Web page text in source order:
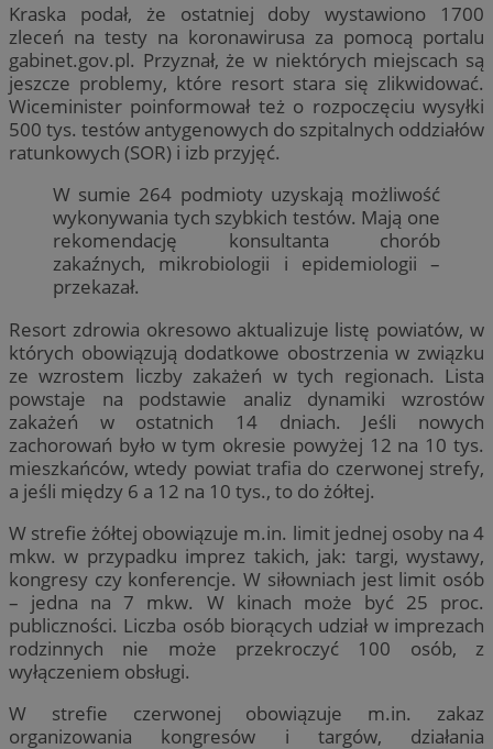
Kraska podał, że ostatniej doby wystawiono 1700
zleceń na testy na koronawirusa za pomocą portalu
gabinet.gov.pl. Przyznał, że w niektórych miejscach są
jeszcze problemy, które resort stara się zlikwidować.
Wiceminister poinformował też o rozpoczęciu wysyłki
500 tys. testów antygenowych do szpitalnych oddziałów
ratunkowych (SOR) i izb przyjęć.
W sumie 264 podmioty uzyskają możliwość
wykonywania tych szybkich testów. Mają one
rekomendację konsultanta chorób
zakaźnych, mikrobiologii i epidemiologii –
przekazał.
Resort zdrowia okresowo aktualizuje listę powiatów, w
których obowiązują dodatkowe obostrzenia w związku
ze wzrostem liczby zakażeń w tych regionach. Lista
powstaje na podstawie analiz dynamiki wzrostów
zakażeń w ostatnich 14 dniach. Jeśli nowych
zachorowań było w tym okresie powyżej 12 na 10 tys.
mieszkańców, wtedy powiat trafia do czerwonej strefy,
a jeśli między 6 a 12 na 10 tys., to do żółtej.
W strefie żółtej obowiązuje m.in. limit jednej osoby na 4
mkw. w przypadku imprez takich, jak: targi, wystawy,
kongresy czy konferencje. W siłowniach jest limit osób
– jedna na 7 mkw. W kinach może być 25 proc.
publiczności. Liczba osób biorących udział w imprezach
rodzinnych nie może przekroczyć 100 osób, z
wyłączeniem obsługi.
W strefie czerwonej obowiązuje m.in. zakaz
organizowania kongresów i targów, działania